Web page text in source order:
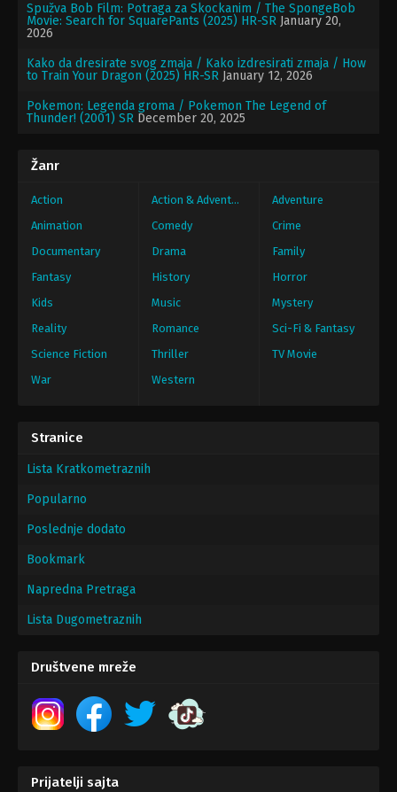
Spužva Bob Film: Potraga za Skockanim / The SpongeBob
Movie: Search for SquarePants (2025) HR-SR January 20,
2026
Kako da dresirate svog zmaja / Kako izdresirati zmaja / How
to Train Your Dragon (2025) HR-SR January 12, 2026
Pokemon: Legenda groma / Pokemon The Legend of
Thunder! (2001) SR December 20, 2025
Žanr
Action Action & Adventure
Adventure
Animation
Comedy
Crime
Documentary
Drama
Family
Fantasy
History
Horror
Kids
Music
Mystery
Reality
Romance
Sci-Fi & Fantasy
Science Fiction
Thriller
TV Movie
War
Western
Stranice
Lista Kratkometraznih
Popularno
Poslednje dodato
Bookmark
Napredna Pretraga
Lista Dugometraznih
Društvene mreže
Prijatelji sajta